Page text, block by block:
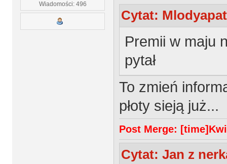
Wiadomości: 496
Cytat:
Premii w maju
pytał
To zmień
płoty sieją już...
Post Merge:
Cytat: Jan z